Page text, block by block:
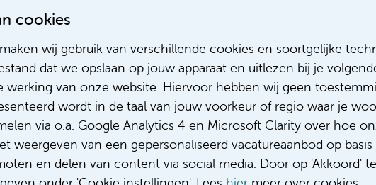
cookies
wij gebruik van verschillende cookies en soortgelijke
dat we opslaan op jouw apparaat en uitlezen bij je
van onze website. Hiervoor hebben wij geen
wordt in de taal van jouw voorkeur of regio waar je
via o.a. Google Analytics 4 en Microsoft Clarity over hoe
weergeven van een gepersonaliseerd vacatureaanbod op
en delen van content via social media. Door op 'Akkoord'
Meest recente vacatures
Assistent infectiepreventie
Facilitair Coördinator
Adviseur (patiënten)voeding met een
focus op duurzame voeding
Fellow abdominale radiologie
Meer
Over
Klacht/